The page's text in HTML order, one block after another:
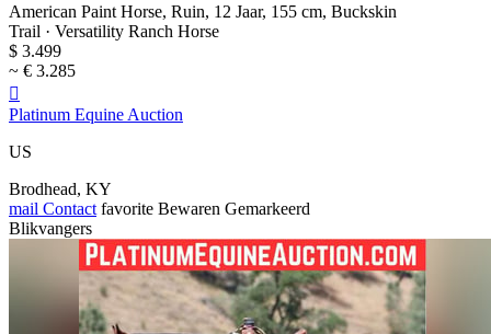
American Paint Horse, Ruin, 12 Jaar, 155 cm, Buckskin
Trail · Versatility Ranch Horse
$ 3.499
~ € 3.285

Platinum Equine Auction
US
Brodhead, KY
mail Contact favorite Bewaren Gemarkeerd
Blikvangers